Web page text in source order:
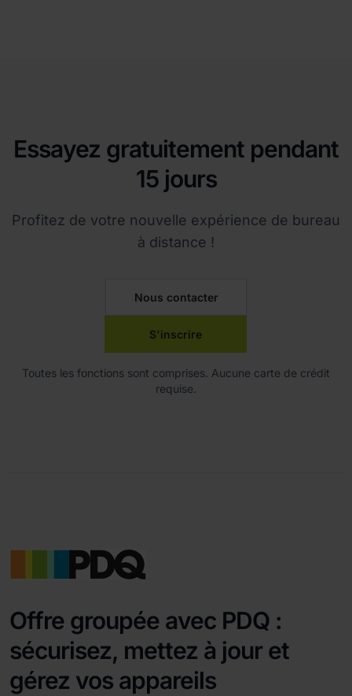
Essayez gratuitement pendant
15 jours
Profitez de votre nouvelle expérience de bureau
à distance !
Nous contacter
S'inscrire
Toutes les fonctions sont comprises. Aucune carte de crédit
requise.
Offre groupée avec PDQ :
sécurisez, mettez à jour et
gérez vos appareils